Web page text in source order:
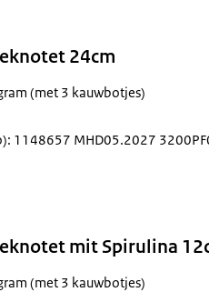
met barkoo kauknochen
24cm
(met 3 kauwbotjes)
1148657 MHD05.2027
geknotet 24cm
mit Spirulina
(met 3 kauwbotjes)